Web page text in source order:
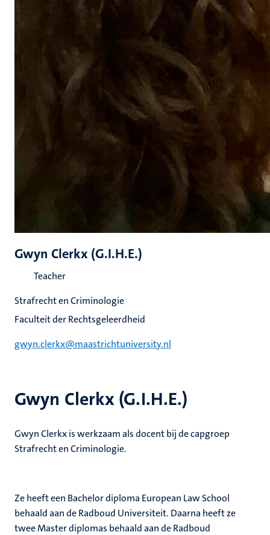
Gwyn Clerkx (G.I.H.E.)
Gwyn Clerkx is werkzaam als docent bij de capgroep
Strafrecht en Criminologie.
Ze heeft een Bachelor diploma European Law School
behaald aan de Radboud Universiteit. Daarna heeft ze
twee Master diplomas behaald aan de Radboud
Gwyn Clerkx (G.I.H.E.)
Teacher
Strafrecht en Criminologie
Faculteit der Rechtsgeleerdheid
gwyn.clerkx@maastrichtuniversity.nl